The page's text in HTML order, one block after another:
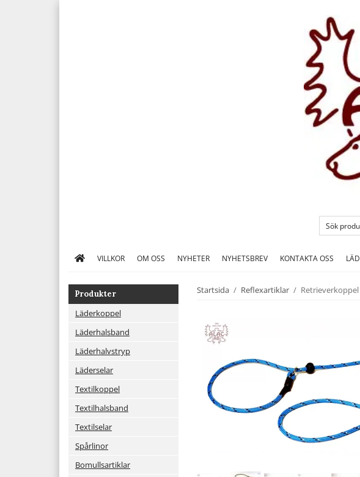
VILLKOR OM OSS NYHETER NYHETSBREV KONTAKTA OSS
Produkter
Läderkoppel
Läderhalsband
Läderhalvstryp
Läderselar
Textilkoppel
Textilhalsband
Textilselar
Spårlinor
Bomullsartiklar
Startsida / Reflexartiklar /